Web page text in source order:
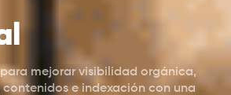
mejorar visibilidad orgánica,
e indexación con una